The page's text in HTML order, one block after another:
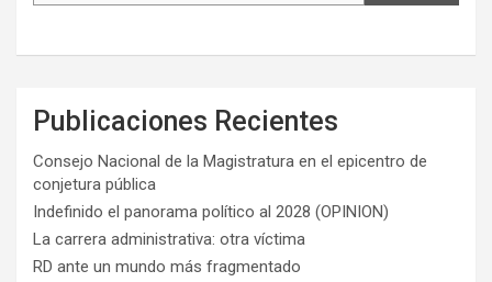
Publicaciones Recientes
Consejo Nacional de la Magistratura en el epicentro de
conjetura pública
Indefinido el panorama político al 2028 (OPINION)
La carrera administrativa: otra víctima
RD ante un mundo más fragmentado